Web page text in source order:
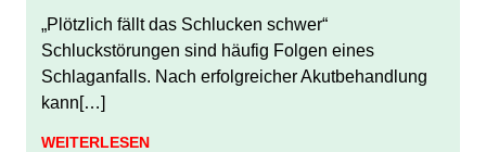
„Plötzlich fällt das Schlucken schwer“
Schluckstörungen sind häufig Folgen eines
Schlaganfalls. Nach erfolgreicher Akutbehandlung
kann[…]
WEITERLESEN